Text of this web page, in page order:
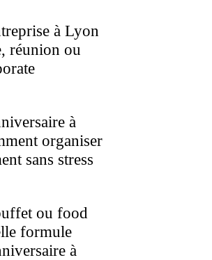
à Lyon
réunion ou
à
organiser
sans stress
ou food
formule
à